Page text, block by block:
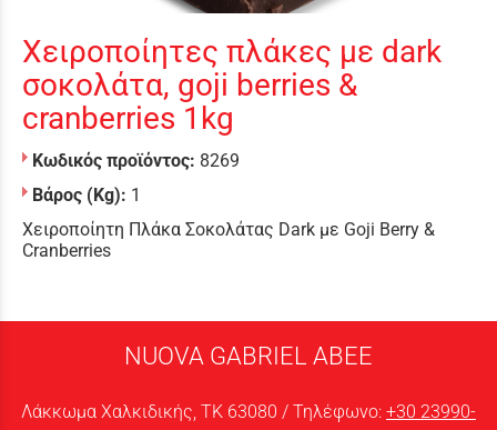
Χειροποίητες πλάκες με dark
σοκολάτα, goji berries &
cranberries 1kg
Κωδικός προϊόντος: 8269
Βάρος (Kg): 1
Χειροποίητη Πλάκα Σοκολάτας Dark με Goji Berry &
Cranberries
NUOVA GABRIEL ABEE
Λάκκωμα Χαλκιδικής, ΤΚ 63080 / Τηλέφωνο: +30 23990-